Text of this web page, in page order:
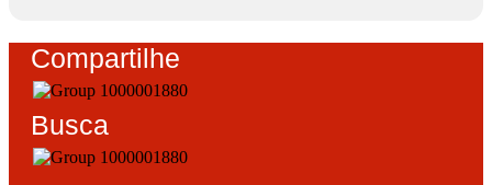
Compartilhe
Busca